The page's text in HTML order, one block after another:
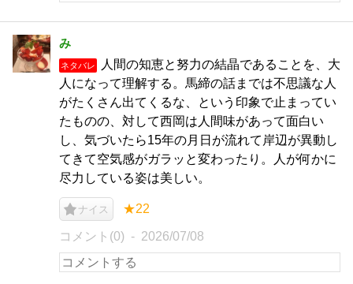
み
ネタバレ
人間の知恵と努力の結晶であることを、大
人になって理解する。馬締の話までは不思議な人
がたくさん出てくるな、という印象で止まってい
たものの、対して西岡は人間味があって面白い
し、気づいたら15年の月日が流れて岸辺が異動し
てきて空気感がガラッと変わったり。人が何かに
尽力している姿は美しい。
ナイス ★22
コメント(0) 2026/07/08